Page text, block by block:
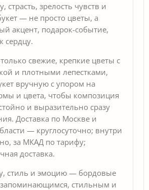
страсть, зрелость чувств и
— не просто цветы, а
акцент, подарок-событие,
сердцу.
свежие, крепкие цветы с
и плотными лепестками,
вручную с упором на
и цвета, чтобы композиция
и выразительно сразу
Доставка по Москве и
— круглосуточно; внутри
за МКАД по тарифу;
доставка.
стиль и эмоцию — бордовые
запоминающимся, стильным и